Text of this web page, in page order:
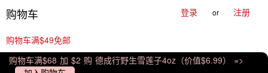
购物车 登录 or 注册
购物车满$49免邮
购物车满$68 加 $2 购 德成行野生雪莲子4oz（价值$6.99） =>